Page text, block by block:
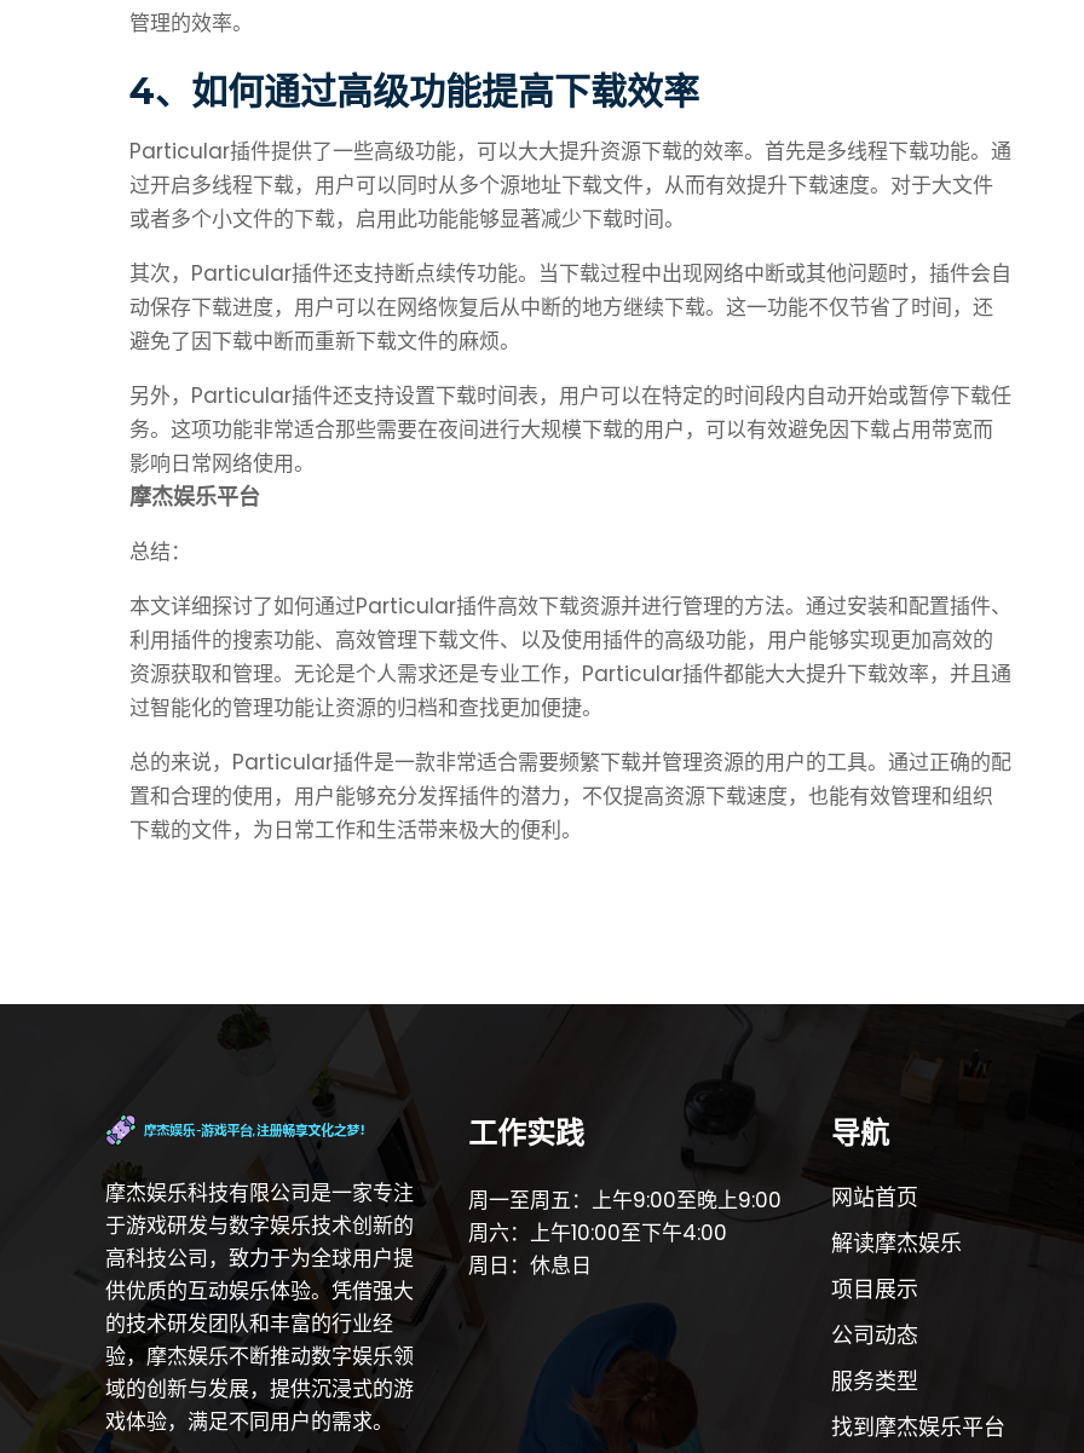
管理的效率。
4、如何通过高级功能提高下载效率
Particular插件提供了一些高级功能，可以大大提升资源下载的效率。首先是多线程下载功能。通
过开启多线程下载，用户可以同时从多个源地址下载文件，从而有效提升下载速度。对于大文件
或者多个小文件的下载，启用此功能能够显著减少下载时间。
其次，Particular插件还支持断点续传功能。当下载过程中出现网络中断或其他问题时，插件会自
动保存下载进度，用户可以在网络恢复后从中断的地方继续下载。这一功能不仅节省了时间，还
避免了因下载中断而重新下载文件的麻烦。
另外，Particular插件还支持设置下载时间表，用户可以在特定的时间段内自动开始或暂停下载任
务。这项功能非常适合那些需要在夜间进行大规模下载的用户，可以有效避免因下载占用带宽而
影响日常网络使用。
摩杰娱乐平台
总结：
本文详细探讨了如何通过Particular插件高效下载资源并进行管理的方法。通过安装和配置插件、
利用插件的搜索功能、高效管理下载文件、以及使用插件的高级功能，用户能够实现更加高效的
资源获取和管理。无论是个人需求还是专业工作，Particular插件都能大大提升下载效率，并且通
过智能化的管理功能让资源的归档和查找更加便捷。
总的来说，Particular插件是一款非常适合需要频繁下载并管理资源的用户的工具。通过正确的配
置和合理的使用，用户能够充分发挥插件的潜力，不仅提高资源下载速度，也能有效管理和组织
下载的文件，为日常工作和生活带来极大的便利。
摩杰娱乐科技有限公司是一家专注
于游戏研发与数字娱乐技术创新的
高科技公司，致力于为全球用户提
供优质的互动娱乐体验。凭借强大
的技术研发团队和丰富的行业经
验，摩杰娱乐不断推动数字娱乐领
域的创新与发展，提供沉浸式的游
戏体验，满足不同用户的需求。
工作实践
周一至周五：上午9:00至晚上9:00
周六：上午10:00至下午4:00
周日：休息日
导航
网站首页
解读摩杰娱乐
项目展示
公司动态
服务类型
找到摩杰娱乐平台